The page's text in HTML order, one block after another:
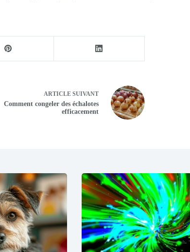
ARTICLE SUIVANT
Comment congeler des échalotes
efficacement